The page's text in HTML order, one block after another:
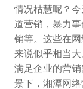
情况枯慧呢？
道营销，暴力
销等。这些在
来说似乎相当
满足企业的营
景下，湘潭网